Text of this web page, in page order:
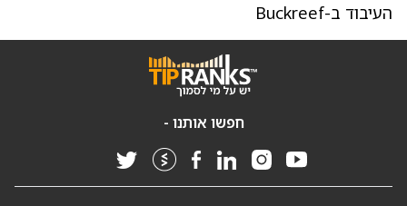
העיבוד ב-Buckreef
חפשו אותנו -